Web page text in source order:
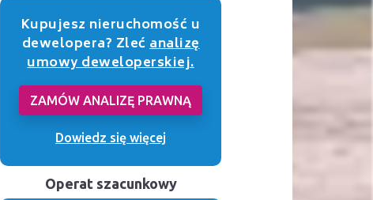
Kupujesz nieruchomość u
dewelopera? Zlećanalizę
umowy deweloperskiej.
ZAMÓW ANALIZĘ PRAWNĄ
Dowiedz się więcej
Operat szacunkowy